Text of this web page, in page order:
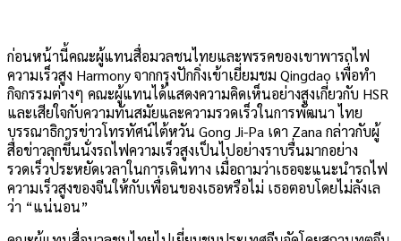
ก่อนหน้านี้คณะผู้แทนสื่อมวลชนไทยและพรรคของเขาพารถไฟ
ความเร็วสูง Harmony จากกรุงปักกิ่งเข้าเยี่ยมชม Qingdao เพื่อทำ
กิจกรรมต่างๆ คณะผู้แทนได้แสดงความคิดเห็นอย่างสูงเกี่ยวกับ HSR
และเสียใจกับความทันสมัยและความรวดเร็วในการพัฒนา ไทย
บรรณาธิการข่าวโทรทัศน์ไต้หวัน Gong Ji-Pa เดา Zana กล่าวกับผู้
สื่อข่าวลุกขึ้นนั่งรถไฟความเร็วสูงเป็นไปอย่างราบรื่นมากอย่าง
รวดเร็วประหยัดเวลาในการเดินทาง เมื่อถามว่าเธอจะแนะนำรถไฟ
ความเร็วสูงของจีนให้กับเพื่อนของเธอหรือไม่ เธอตอบโดยไม่ลังเล
ว่า “แน่นอน”